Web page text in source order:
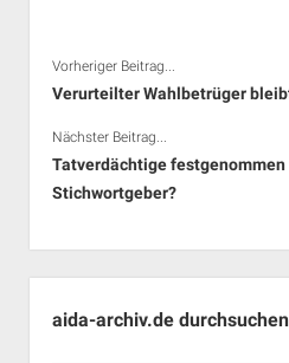
Vorheriger Beitrag...
Verurteilter Wahlbetrüger
Nächster Beitrag...
Tatverdächtige festgenommen
Stichwortgeber?
aida-archiv.de durchsuchen